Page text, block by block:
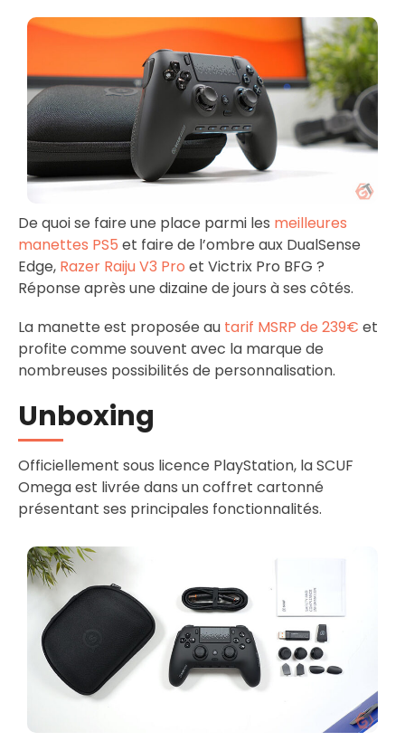
De quoi se faire une place parmi les meilleures
manettes PS5 et faire de l’ombre aux DualSense
Edge, Razer Raiju V3 Pro et Victrix Pro BFG ?
Réponse après une dizaine de jours à ses côtés.
La manette est proposée au tarif MSRP de 239€ et
profite comme souvent avec la marque de
nombreuses possibilités de personnalisation.
Unboxing
Officiellement sous licence PlayStation, la SCUF
Omega est livrée dans un coffret cartonné
présentant ses principales fonctionnalités.